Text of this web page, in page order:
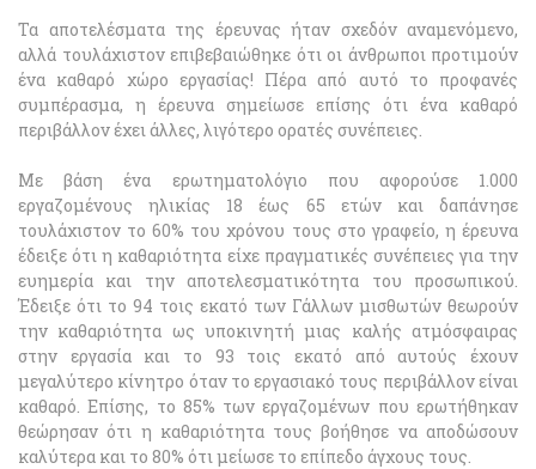
Τα αποτελέσματα της έρευνας ήταν σχεδόν αναμενόμενο,
αλλά τουλάχιστον επιβεβαιώθηκε ότι οι άνθρωποι προτιμούν
ένα καθαρό χώρο εργασίας! Πέρα από αυτό το προφανές
συμπέρασμα, η έρευνα σημείωσε επίσης ότι ένα καθαρό
περιβάλλον έχει άλλες, λιγότερο ορατές συνέπειες.
Με βάση ένα ερωτηματολόγιο που αφορούσε 1.000
εργαζομένους ηλικίας 18 έως 65 ετών και δαπάνησε
τουλάχιστον το 60% του χρόνου τους στο γραφείο, η έρευνα
έδειξε ότι η καθαριότητα είχε πραγματικές συνέπειες για την
ευημερία και την αποτελεσματικότητα του προσωπικού.
Έδειξε ότι το 94 τοις εκατό των Γάλλων μισθωτών θεωρούν
την καθαριότητα ως υποκινητή μιας καλής ατμόσφαιρας
στην εργασία και το 93 τοις εκατό από αυτούς έχουν
μεγαλύτερο κίνητρο όταν το εργασιακό τους περιβάλλον είναι
καθαρό. Επίσης, το 85% των εργαζομένων που ερωτήθηκαν
θεώρησαν ότι η καθαριότητα τους βοήθησε να αποδώσουν
καλύτερα και το 80% ότι μείωσε το επίπεδο άγχους τους.